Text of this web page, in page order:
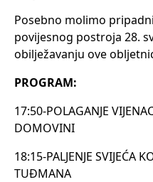
Posebno molimo
povijesnog postroja 28.
obilježavanju ove
PROGRAM:
17:50-POLAGANJE
DOMOVINI
18:15-PALJENJE SVIJEĆA
TUĐMANA